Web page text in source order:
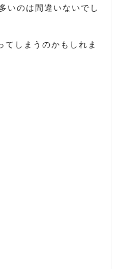
いのは間違いないでし
しまうのかもしれま